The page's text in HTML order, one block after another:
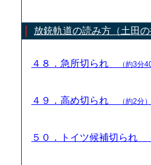
放銃軌道の読み方（土田の
４８．急所切られ （約3分
４９．高め切られ （約2分）
５０．トイツ候補切られ